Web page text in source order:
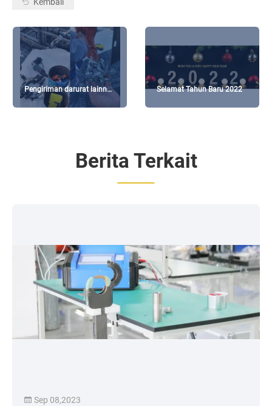
Pengiriman darurat lainnya
ke pabrik kimia
Selamat Tahun Baru 2022
Berita Terkait
Sep 08,2023